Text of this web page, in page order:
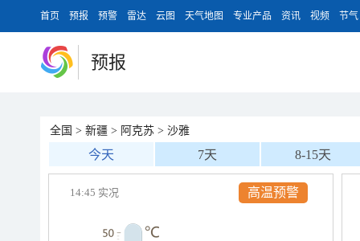
首页 预报 预警 雷达 云图 天气地图 专业产品 资讯 视频 节气
预报
全国 > 新疆 > 阿克苏 > 沙雅
今天 7天 8-15天
高温预警
14:45 实况